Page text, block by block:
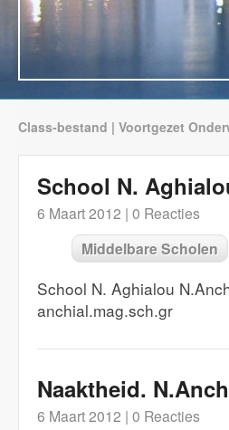
Class-bestand | Voortgezet
School N.
6 Maart 2012 | 0 Reacties
Middelbare Scholen
School N. Aghialou
anchial.mag.sch.gr
Naaktheid.
6 Maart 2012 | 0 Reacties